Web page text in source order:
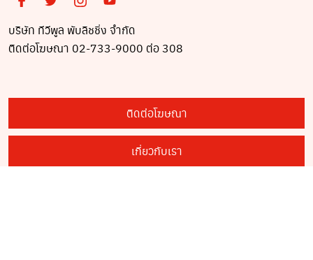
บริษัท ทีวีพูล พับลิชชิ่ง จำกัด
ติดต่อโฆษณา 02-733-9000 ต่อ 308
ติดต่อโฆษณา
เกี่ยวกับเรา